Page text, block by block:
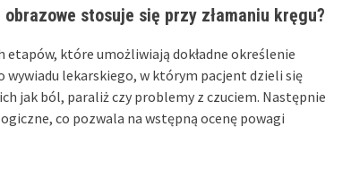
stosuje się przy złamaniu kręgu?
które umożliwiają dokładne określenie
wywiadu lekarskiego, w którym pacjent dzieli się
jak ból, paraliż czy problemy z czuciem. Następnie
co pozwala na wstępną ocenę powagi